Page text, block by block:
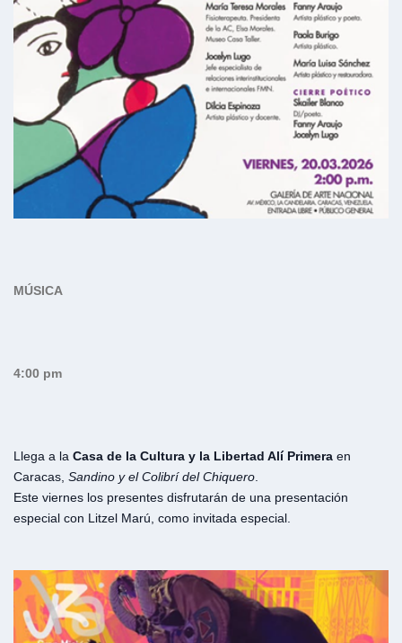
MÚSICA
4:00 pm
Llega a la Casa de la Cultura y la Libertad Alí Primera en
Caracas, Sandino y el Colibrí del Chiquero.
Este viernes los presentes disfrutarán de una presentación
especial con Litzel Marú, como invitada especial.